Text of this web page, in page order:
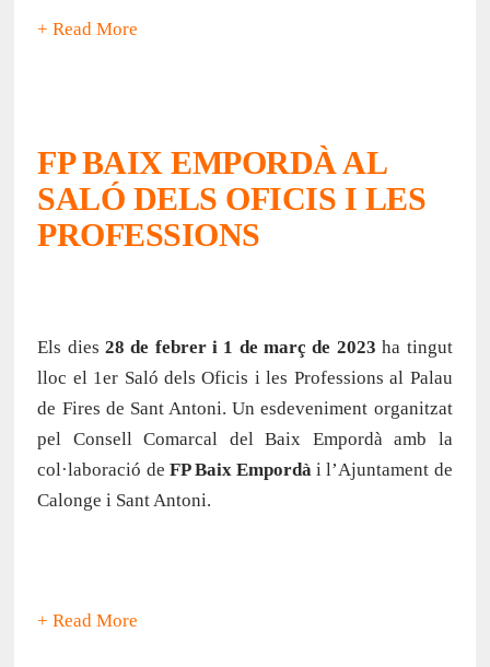
+ Read More
FP BAIX EMPORDÀ AL
SALÓ DELS OFICIS I LES
PROFESSIONS
Els dies28 de febrer i 1 de març de 2023 ha tingut
lloc el 1er Saló dels Oficis i les Professions al Palau
de Fires de Sant Antoni. Un esdeveniment organitzat
pel Consell Comarcal del Baix Empordà amb la
col·laboració de FP Baix Empordà i l’Ajuntament de
Calonge i Sant Antoni.
+ Read More